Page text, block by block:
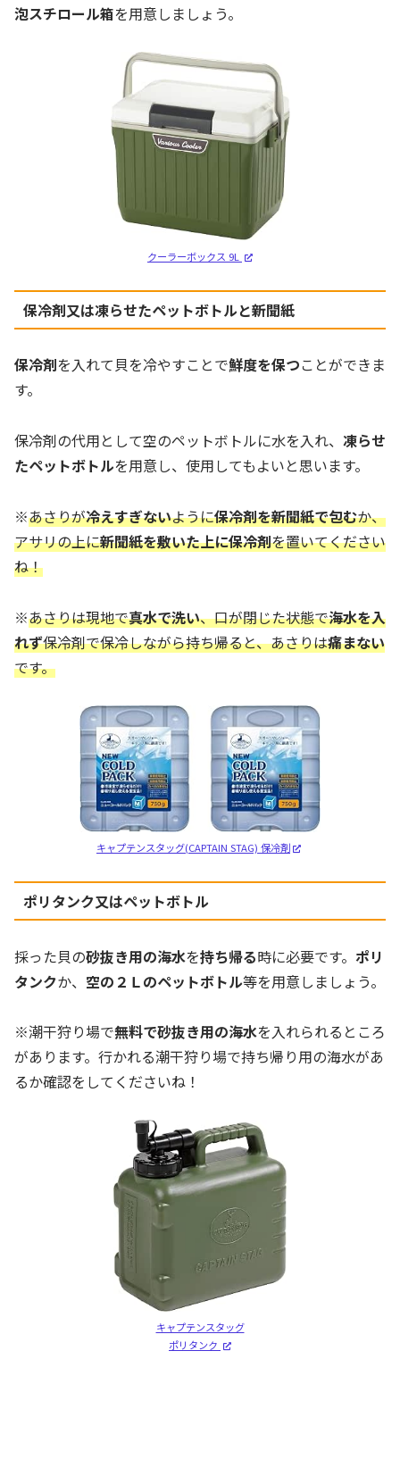
泡スチロール箱を用意しましょう。
クーラーボックス 9L
保冷剤又は凍らせたペットボトルと新聞紙
保冷剤を入れて貝を冷やすことで鮮度を保つことができま
す。
保冷剤の代用として空のペットボトルに水を入れ、 凍らせ
たペットボトルを用意し、使用してもよいと思います。
※あさりが冷えすぎないように保冷剤を新聞紙で包むか、
アサリの上に新聞紙を敷いた上に保冷剤を置いてください
ね！
※あさりは現地で真水で洗い、口が閉じた状態で海水を入
れず保冷剤で保冷しながら持ち帰ると、あさりは痛まない
です。
キャプテンスタッグ(CAPTAIN STAG) 保冷剤
ポリタンク又はペットボトル
採った貝の砂抜き用の海水を持ち帰る時に必要です。 ポリ
タンクか、 空の２Ｌのペットボトル等を用意しましょう。
※潮干狩り場で無料で砂抜き用の海水を入れられるところ
があります。行かれる潮干狩り場で持ち帰り用の海水があ
るか確認をしてくださいね！
キャプテンスタッグ
ポリタンク